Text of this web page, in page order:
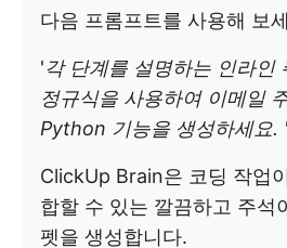
다음 프롬프트를 사용해 보
'각 단계를 설명하는 인라인
정규식을 사용하여 이메일
Python 기능을 생성하세요. '
ClickUp Brain은 코딩 작업
합할 수 있는 깔끔하고 주석
펫을 생성합니다.